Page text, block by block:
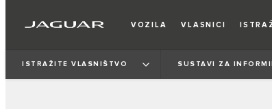
VOZILA VLASNICI
ISTRAŽITE VLASNIŠTVO SUSTAVI ZA